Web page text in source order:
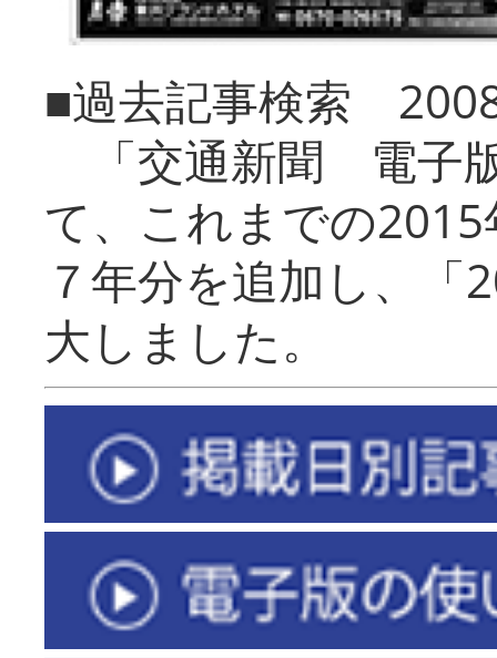
■過去記事検索
「交通新聞 電子
て、これまでの
７年分を追加し、「
大しまし